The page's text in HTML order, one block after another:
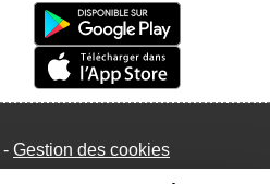
Gestion des cookies